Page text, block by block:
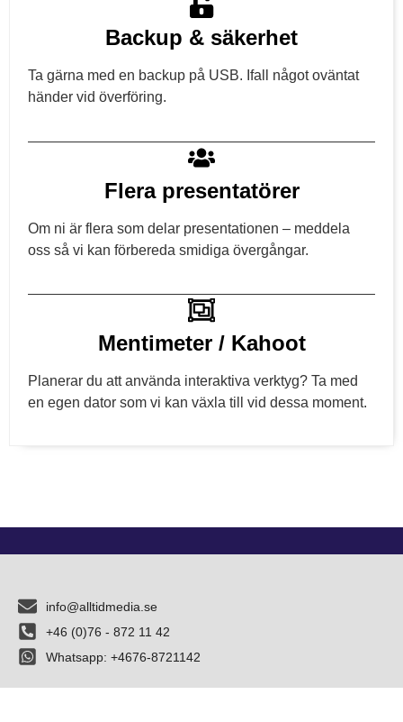
Backup & säkerhet
Ta gärna med en backup på USB. Ifall något oväntat
händer vid överföring.
Flera presentatörer
Om ni är flera som delar presentationen – meddela
oss så vi kan förbereda smidiga övergångar.
Mentimeter / Kahoot
Planerar du att använda interaktiva verktyg? Ta med
en egen dator som vi kan växla till vid dessa moment.
info@alltidmedia.se
+46 (0)76 - 872 11 42
Whatsapp: +4676-8721142